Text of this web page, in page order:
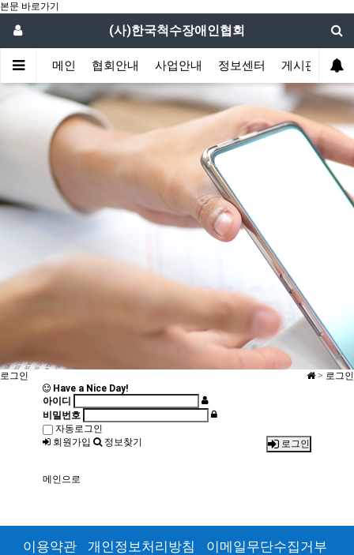
본문 바로가기
(사)한국척수장애인협회
메인 협회안내 사업안내 정보센터 게시판 함
> 로그인
로그인
Have a Nice Day!
아이디
비밀번호
자동로그인
로그인
회원가입 정보찾기
메인으로
이용약관 개인정보처리방침 이메일무단수집거부